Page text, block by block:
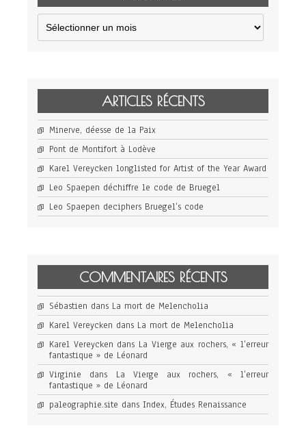
Archives
ARTICLES RÉCENTS
Minerve, déesse de la Paix
Pont de Montifort à Lodève
Karel Vereycken longlisted for Artist of the Year Award
Leo Spaepen déchiffre le code de Bruegel
Leo Spaepen deciphers Bruegel’s code
COMMENTAIRES RÉCENTS
Sébastien dans La mort de Melencholia
Karel Vereycken dans La mort de Melencholia
Karel Vereycken dans La Vierge aux rochers, « l’erreur
fantastique » de Léonard
Virginie dans La Vierge aux rochers, « l’erreur
fantastique » de Léonard
paleographie.site dans Index, Études Renaissance